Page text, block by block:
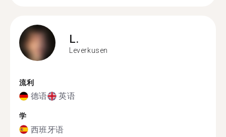
L.
Leverkusen
流利
德语 英语
学
西班牙语